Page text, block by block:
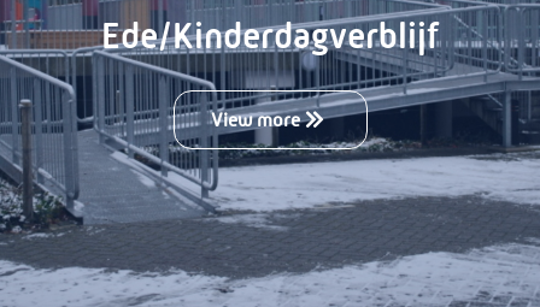
Ede/Kinderdagverblijf
View more